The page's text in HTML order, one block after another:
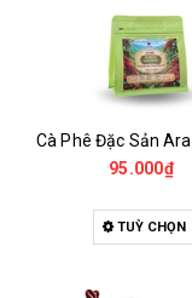
95.000₫
TUỲ CHỌN